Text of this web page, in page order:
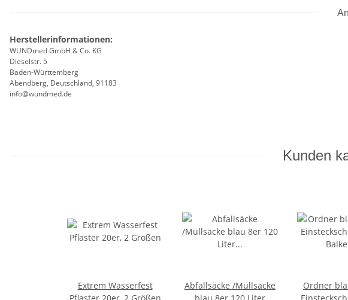
Herstellerinformationen:
WUNDmed GmbH & Co. KG
Dieselstr. 5
Baden-Württemberg
Abendberg, Deutschland, 91183
info@wundmed.de
Kunden
Extrem Wasserfest
Abfallsäcke /Müllsäcke
Ordner